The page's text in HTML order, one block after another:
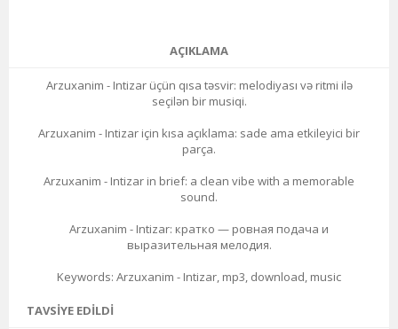
AÇIKLAMA
Arzuxanim - Intizar üçün qısa təsvir: melodiyası və ritmi ilə
seçilən bir musiqi.
Arzuxanim - Intizar için kısa açıklama: sade ama etkileyici bir
parça.
Arzuxanim - Intizar in brief: a clean vibe with a memorable
sound.
Arzuxanim - Intizar: кратко — ровная подача и
выразительная мелодия.
Keywords: Arzuxanim - Intizar, mp3, download, music
TAVSIYE EDILDI